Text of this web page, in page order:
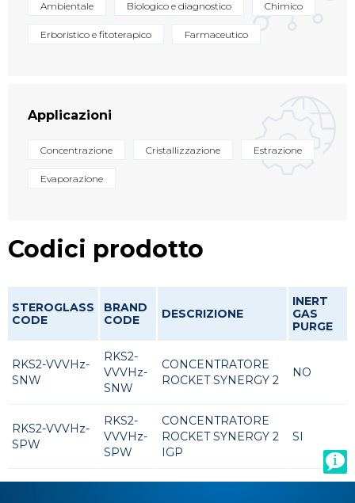
Ambientale Biologico e diagnostico Chimico
Erboristico e fitoterapico Farmaceutico
Applicazioni
Concentrazione Cristallizzazione Estrazione
Evaporazione
Codici prodotto
STEROGLASS
CODE
BRAND
CODE
DESCRIZIONE
INERT
GAS
PURGE
RKS2-VVVHz-
SNW
RKS2-
VVVHz-
SNW
CONCENTRATORE
ROCKET SYNERGY 2
NO
RKS2-VVVHz-
SPW
RKS2-
VVVHz-
SPW
CONCENTRATORE
ROCKET SYNERGY 2
IGP
SI